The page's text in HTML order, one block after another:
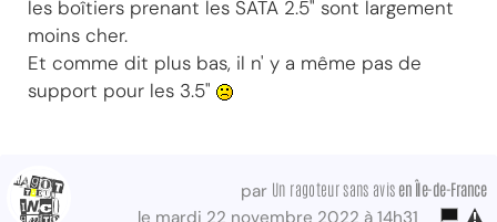
les boîtiers prenant les SATA 2.5" sont largement
moins cher.
Et comme dit plus bas, il n' y a même pas de
support pour les 3.5"
par Un ragoteur sans avis en Île-de-France
le mardi 22 novembre 2022 à 14h31